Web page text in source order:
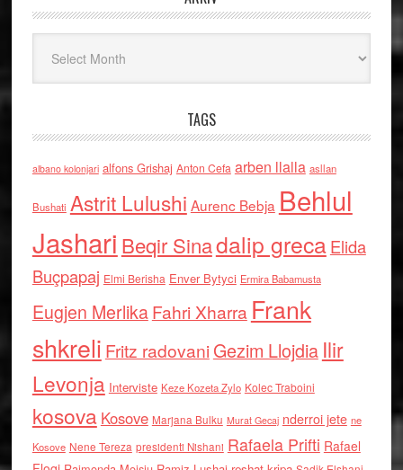
TAGS
albano kolonjari alfons Grishaj Anton Cefa arben llalla asllan
Bushati Astrit Lulushi Aurenc Bebja Behlul
Jashari Beqir Sinadalip grecaElida
Buçpapaj Elmi Berisha Enver Bytyci Ermira Babamusta
Eugjen MerlikaFahri Xharra Frank
shkreli Fritz radovaniGezim Llojdia Ilir
Levonja Interviste Keze Kozeta Zylo Kolec Traboini
kosova Kosove Marjana Bulku Murat Gecaj nderroi jete ne
Kosove Nene Tereza presidenti Nishani Rafaela Prifti Rafael